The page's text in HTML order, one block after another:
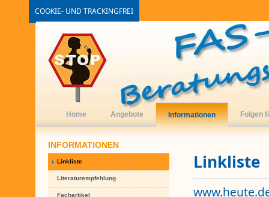
COOKIE- UND TRACKINGFREI
Home Angebote Informationen Folgen
Linkliste
INFORMATIONEN
Linkliste
Literaturempfehlung
Fachartikel